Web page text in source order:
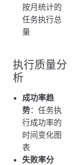
按月统计的
任务执行总
量
执行质量分
析
成功率趋
势：任务执
行成功率的
时间变化图
表
失败率分